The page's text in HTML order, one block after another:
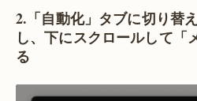
2.「自動化」タブに切り替
し、下にスクロールして「
る